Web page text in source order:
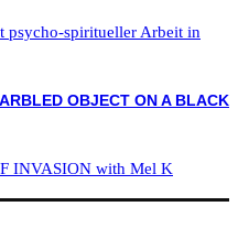
psycho-spiritueller Arbeit in
INVASION with Mel K